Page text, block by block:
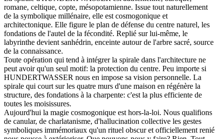
romane, celtique, copte, mésopotamienne. Issue tout naturellement
de la symbolique millénaire, elle est cosmogonique et
architectonique. Elle figure le plan de défense du centre naturel, les
fondations de l'autel de la fécondité. Replié sur lui-même, le
labyrinthe devient sanhédrin, enceinte autour de l'arbre sacré, source
de la connaissance.
Toute opération qui tend à intégrer la spirale dans l'architecture ne
peut avoir qu'un seul motif: la protection du centre. Peu importe si
HUNDERTWASSER nous en impose sa vision personnelle. La
spirale qui court sur les quatre murs d'une maison en régénère la
structure, des fondations à la charpente: c'est la plus efficiente de
toutes les moisissures.
Aujourd'hui la magie cosmogonique est hors-la-loi. Nous qualifions
de canular, de charlatanisme, d'hallucination collective les gestes
symboliques immémoriaux qu'un rituel obscur et officiellement renié